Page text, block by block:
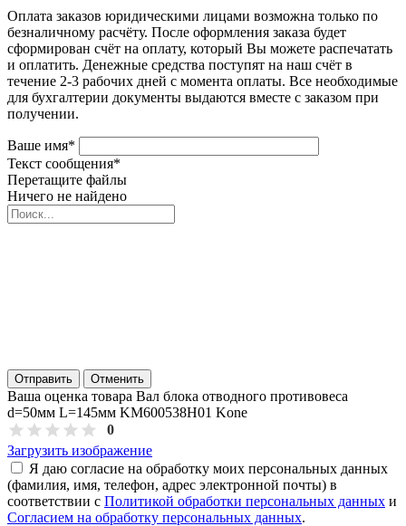
Оплата заказов юридическими лицами возможна только по
безналичному расчёту. После оформления заказа будет
сформирован счёт на оплату, который Вы можете распечатать
и оплатить. Денежные средства поступят на наш счёт в
течение 2-3 рабочих дней с момента оплаты. Все необходимые
для бухгалтерии документы выдаются вместе с заказом при
получении.
Ваше имя*
Текст сообщения*
Перетащите файлы
Ничего не найдено
Отправить Отменить
Ваша оценка товара Вал блока отводного противовеса
d=50мм L=145мм KM600538H01 Kone
0
Загрузить изображение
Я даю согласие на обработку моих персональных данных
(фамилия, имя, телефон, адрес электронной почты) в
соответствии с Политикой обработки персональных данных и
Согласием на обработку персональных данных.